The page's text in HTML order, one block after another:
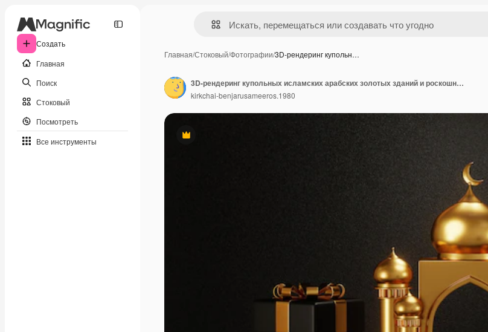
Создать
Главная
Поиск
Стоковый
Посмотреть
Все инструменты
Главная/Стоковый/Фотографии/3D-рендеринг купольн…
Премиум
3D-рендеринг купольных исламских арабских золотых зданий и роскошных подарочных коробок на черном фоне
kirkchai-benjarusameeros.1980